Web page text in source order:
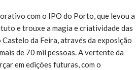
com o IPO do Porto, que levou a
e trouxe a magia e criatividade das
da Feira, através da exposição
de 70 mil pessoas. A vertente da
em edições futuras, com o